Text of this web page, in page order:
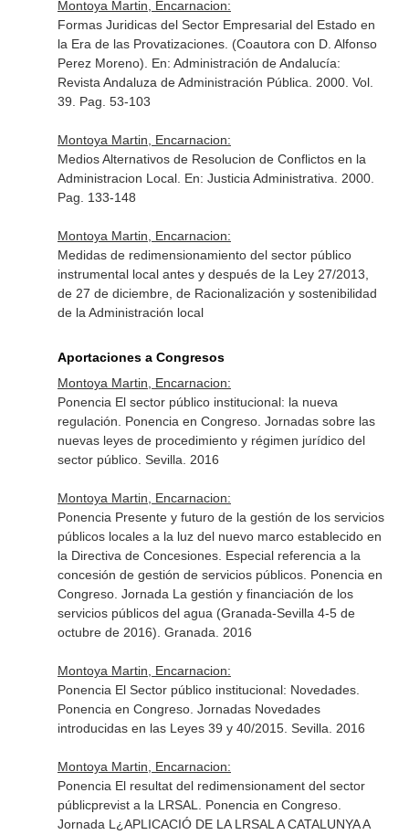
Montoya Martin, Encarnacion:
Formas Juridicas del Sector Empresarial del Estado en
la Era de las Provatizaciones. (Coautora con D. Alfonso
Perez Moreno). En: Administración de Andalucía:
Revista Andaluza de Administración Pública . 2000. Vol.
39. Pag. 53-103
Montoya Martin, Encarnacion:
Medios Alternativos de Resolucion de Conflictos en la
Administracion Local. En: Justicia Administrativa . 2000.
Pag. 133-148
Montoya Martin, Encarnacion:
Medidas de redimensionamiento del sector público
instrumental local antes y después de la Ley 27/2013,
de 27 de diciembre, de Racionalización y sostenibilidad
de la Administración local
Aportaciones a Congresos
Montoya Martin, Encarnacion:
Ponencia El sector público institucional: la nueva
regulación. Ponencia en Congreso. Jornadas sobre las
nuevas leyes de procedimiento y régimen jurídico del
sector público. Sevilla. 2016
Montoya Martin, Encarnacion:
Ponencia Presente y futuro de la gestión de los servicios
públicos locales a la luz del nuevo marco establecido en
la Directiva de Concesiones. Especial referencia a la
concesión de gestión de servicios públicos. Ponencia en
Congreso. Jornada La gestión y financiación de los
servicios públicos del agua (Granada-Sevilla 4-5 de
octubre de 2016). Granada. 2016
Montoya Martin, Encarnacion:
Ponencia El Sector público institucional: Novedades.
Ponencia en Congreso. Jornadas Novedades
introducidas en las Leyes 39 y 40/2015. Sevilla. 2016
Montoya Martin, Encarnacion:
Ponencia El resultat del redimensionament del sector
públicprevist a la LRSAL. Ponencia en Congreso.
Jornada L¿APLICACIÓ DE LA LRSAL A CATALUNYA A